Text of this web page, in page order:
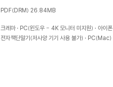
PDF(DRM) 26.84MB
크레마 PC(윈도우 - 4K 모니터 미지원) 아이폰
전자책단말기(저사양 기기 사용 불가)
PC(Mac)